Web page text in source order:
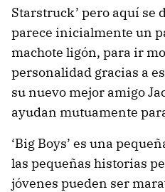
Starstruck’ pero aquí se
parece inicialmente un
machote ligón, para ir
personalidad gracias a
su nuevo mejor amigo
ayudan mutuamente
‘Big Boys’ es una
las pequeñas historias
jóvenes pueden ser